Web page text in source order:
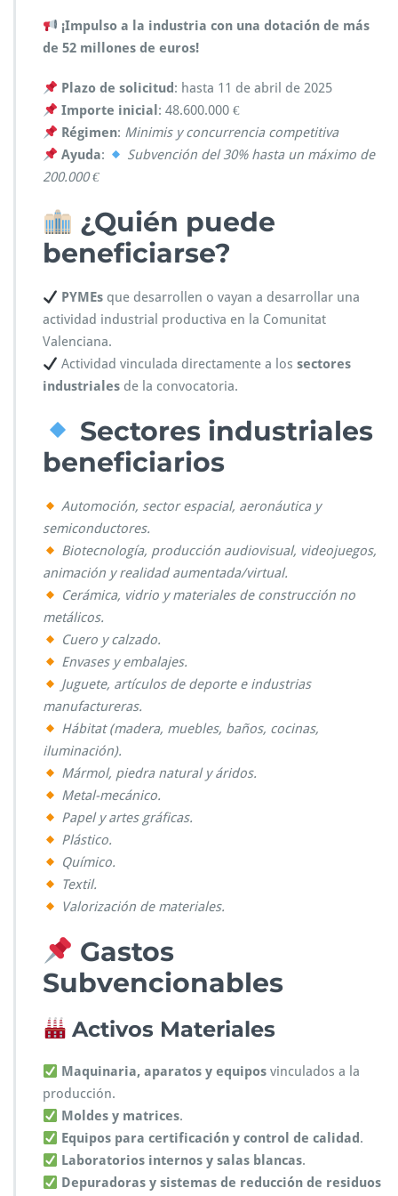
¡Impulso a la industria con una dotación de más
de 52 millones de euros!
Plazo de solicitud : hasta 11 de abril de 2025
Importe inicial : 48.600.000 €
Régimen: Minimis y concurrencia competitiva
Ayuda:
Subvención del 30% hasta un máximo de
200.000 €
¿Quién puede
beneficiarse?
PYMEs que desarrollen o vayan a desarrollar una
actividad industrial productiva en la Comunitat
Valenciana.
Actividad vinculada directamente a lossectores
industriales de la convocatoria.
Sectores industriales
beneficiarios
Automoción, sector espacial, aeronáutica y
semiconductores.
Biotecnología, producción audiovisual, videojuegos,
animación y realidad aumentada/virtual.
Cerámica, vidrio y materiales de construcción no
metálicos.
Cuero y calzado.
Envases y embalajes.
Juguete, artículos de deporte e industrias
manufactureras.
Hábitat (madera, muebles, baños, cocinas,
iluminación).
Mármol, piedra natural y áridos.
Metal-mecánico.
Papel y artes gráficas.
Plástico.
Químico.
Textil.
Valorización de materiales.
Gastos
Subvencionables
Activos Materiales
Maquinaria, aparatos y equipos vinculados a la
producción.
Moldes y matrices.
Equipos para certificación y control de calidad .
Laboratorios internos y salas blancas.
Depuradoras y sistemas de reducción de residuos